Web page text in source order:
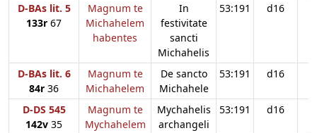
D-BAs lit. 5
133r 67
Magnum te
Michahelem
habentes
In
festivitate
sancti
Michahelis
53:191 d16
D-BAs lit. 6
84r 36
Magnum te
Michahelem
De sancto
Michahele
53:191 d16
D-DS 545
142v 35
Magnum te
Mychahelem
Mychahelis
archangeli
53:191 d16